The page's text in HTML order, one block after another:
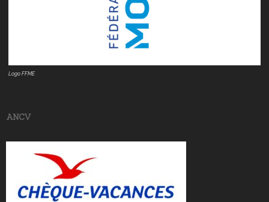
Logo FFME
ANCV